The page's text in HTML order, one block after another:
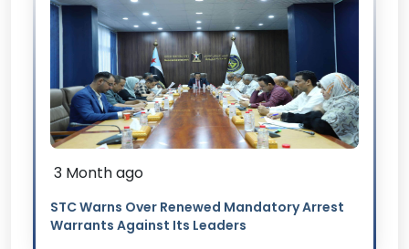
3 Month ago
STC Warns Over Renewed Mandatory Arrest
Warrants Against Its Leaders